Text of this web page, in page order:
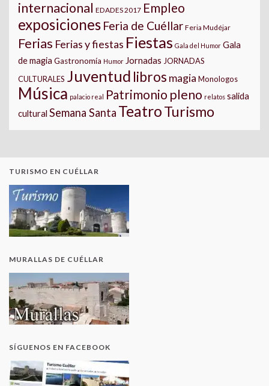
internacional EDADES 2017 Empleo
exposiciones Feria de Cuéllar Feria Mudéjar
Ferias Ferias y fiestas Fiestas Gala del Humor Gala
de magia Gastronomía Humor Jornadas JORNADAS
CULTURALES Juventud libros magia Monologos
Música palacio real Patrimonio pleno relatos salida
cultural Semana Santa TeatroTurismo
TURISMO EN CUÉLLAR
MURALLAS DE CUÉLLAR
SÍGUENOS EN FACEBOOK